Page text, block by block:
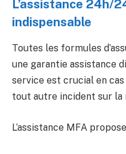
L’assistance 24h/
indispensable
Toutes les formules
une garantie assistance
service est crucial en cas
tout autre incident sur la
L’assistance MFA